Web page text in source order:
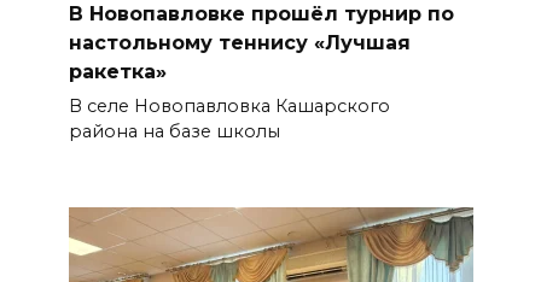
В Новопавловке прошёл турнир по
настольному теннису «Лучшая
ракетка»
В селе Новопавловка Кашарского
района на базе школы